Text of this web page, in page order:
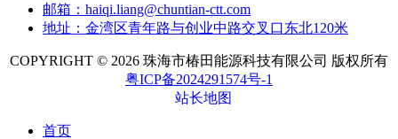
邮箱：haiqi.liang@chuntian-ctt.com
地址：金湾区青年路与创业中路交叉口东北120米
COPYRIGHT © 2026 珠海市椿田能源科技有限公司 版权所有
粤ICP备2024291574号-1
站长地图
首页